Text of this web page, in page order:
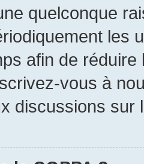
quelconque
les
afin de
vous à
discussions sur